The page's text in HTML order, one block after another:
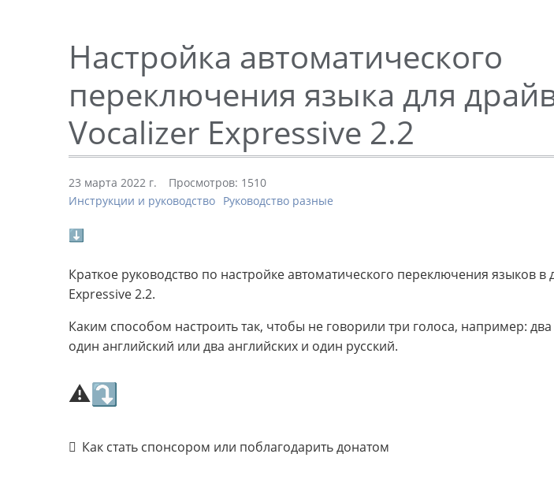
Настройка автоматического
переключения языка для
Vocalizer Expressive 2.2
23 марта 2022 г.
Просмотров: 1510
Инструкции и руководство Руководство разные
⬇
Краткое руководство по настройке автоматического переключения языков в
Expressive 2.2.
Каким способом настроить так, чтобы не говорили три голоса, например: два
один английский или два английских и один русский.
⚠⤵
Как стать спонсором или поблагодарить донатом